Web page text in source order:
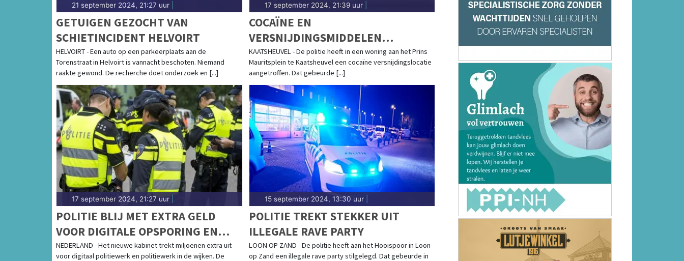
21 september 2024, 21:27 uur
GETUIGEN GEZOCHT VAN
SCHIETINCIDENT HELVOIRT
HELVOIRT - Een auto op een parkeerplaats aan de
Torenstraat in Helvoirt is vannacht beschoten. Niemand
raakte gewond. De recherche doet onderzoek en [...]
17 september 2024, 21:39 uur|
COCAÏNE EN
VERSNIJDINGSMIDDELEN
GEVONDEN IN WOONHUIS, 34-
JARIGE MAN AANGEHOUDEN
KAATSHEUVEL - De politie heeft in een woning aan het Prins
Mauritsplein te Kaatsheuvel een cocaïne versnijdingslocatie
aangetroffen. Dat gebeurde [...]
17 september 2024, 21:27 uur
POLITIE BLIJ MET EXTRA GELD
VOOR DIGITALE OPSPORING EN
POLITIEWERK IN WIJKEN
NEDERLAND - Het nieuwe kabinet trekt miljoenen extra uit
voor digitaal politiewerk en politiewerk in de wijken. De
15 september 2024, 13:30 uur|
POLITIE TREKT STEKKER UIT
ILLEGALE RAVE PARTY
LOON OP ZAND - De politie heeft aan het Hooispoor in Loon
op Zand een illegale rave party stilgelegd. Dat gebeurde in